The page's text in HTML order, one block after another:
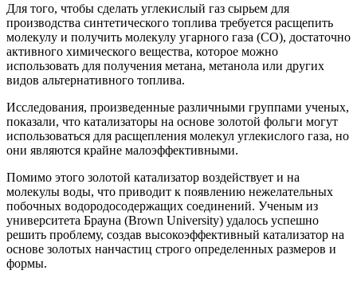
Для того, чтобы сделать углекислый газ сырьем для
производства синтетического топлива требуется расщепить
молекулу и получить молекулу угарного газа (CO), достаточно
активного химического вещества, которое можно
использовать для получения метана, метанола или других
видов альтернативного топлива.
Исследования, произведенные различными группами ученых,
показали, что катализаторы на основе золотой фольги могут
использоваться для расщепления молекул углекислого газа, но
они являются крайне малоэффективными.
Помимо этого золотой катализатор воздействует и на
молекулы воды, что приводит к появлению нежелательных
побочных водородосодержащих соединений. Ученым из
университета Брауна (Brown University) удалось успешно
решить проблему, создав высокоэффективный катализатор на
основе золотых нанчастиц строго определенных размеров и
формы.